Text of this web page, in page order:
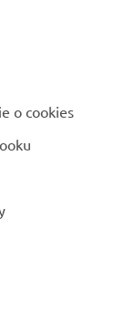
o cookies